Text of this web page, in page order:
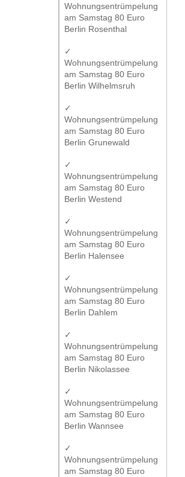
Wohnungsentrümpelung
am Samstag 80 Euro
Berlin Rosenthal
✓
Wohnungsentrümpelung
am Samstag 80 Euro
Berlin Wilhelmsruh
✓
Wohnungsentrümpelung
am Samstag 80 Euro
Berlin Grunewald
✓
Wohnungsentrümpelung
am Samstag 80 Euro
Berlin Westend
✓
Wohnungsentrümpelung
am Samstag 80 Euro
Berlin Halensee
✓
Wohnungsentrümpelung
am Samstag 80 Euro
Berlin Dahlem
✓
Wohnungsentrümpelung
am Samstag 80 Euro
Berlin Nikolassee
✓
Wohnungsentrümpelung
am Samstag 80 Euro
Berlin Wannsee
✓
Wohnungsentrümpelung
am Samstag 80 Euro